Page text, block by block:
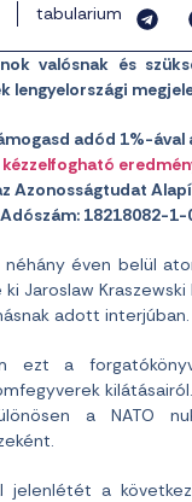
tabularium
valósnak és
lengyelországi
adód 1%-ával
kézzelfogható
Azonosságtudat
Adószám: 18218082-1-
néhány éven belül
Jaroslaw
adott interjúban.
ezt a
a NATO
jelenlétét a